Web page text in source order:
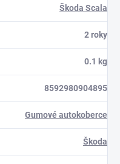
Škoda Scala
2 roky
0.1 kg
8592980904895
Gumové autokoberce
Škoda